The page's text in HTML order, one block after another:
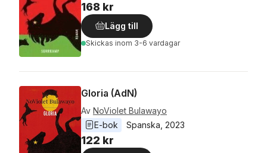
168 kr
Lägg till
Skickas inom 3-6 vardagar
Gloria (AdN)
Av NoViolet Bulawayo
E-bok
Spanska 2023
122 kr